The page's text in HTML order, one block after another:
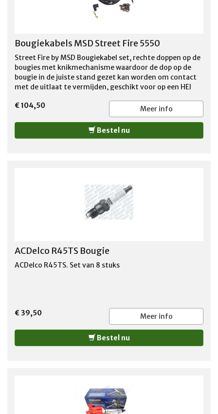
Bougiekabels MSD Street Fire 5550
Street Fire by MSD Bougiekabel set, rechte doppen op de
bougies met knikmechanisme waardoor de dop op de
bougie in de juiste stand gezet kan worden om contact
met de uitlaat te vermijden, geschikt voor op een HEI
aan de kant van de verdelerkap dienen zelf met de
bijgeleverde tool bevestigd te worden, zie de link
hieronder https://www.youtube.com/watch?
v=AZCm2RBQ7-E&t=135s
€ 104,50 Meer info
Bestel nu
ACDelco R45TS Bougie
ACDelco R45TS. Set van 8 stuks
€ 39,50 Meer info
Bestel nu